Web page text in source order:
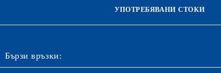
УПОТРЕБЯВАНИ СТОКИ
Бързи връзки: